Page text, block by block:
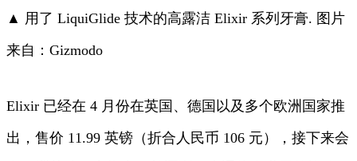
▲ 用了 LiquiGlide 技术的高露洁 Elixir 系列牙膏. 图片
来自：Gizmodo
Elixir 已经在 4 月份在英国、德国以及多个欧洲国家推
出，售价 11.99 英镑（折合人民币 106 元），接下来会